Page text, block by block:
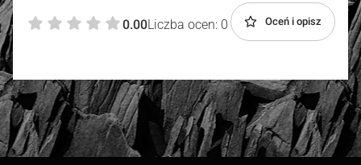
0.00Liczba ocen: 0 Oceń i opisz